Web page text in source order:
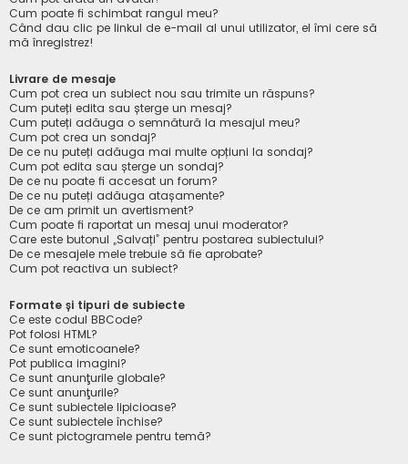
Cum poate fi schimbat rangul meu?
Când dau clic pe linkul de e-mail al unui utilizator, el îmi cere să
mă înregistrez!
Livrare de mesaje
Cum pot crea un subiect nou sau trimite un răspuns?
Cum puteți edita sau șterge un mesaj?
Cum puteți adăuga o semnătură la mesajul meu?
Cum pot crea un sondaj?
De ce nu puteți adăuga mai multe opțiuni la sondaj?
Cum pot edita sau șterge un sondaj?
De ce nu poate fi accesat un forum?
De ce nu puteți adăuga atașamente?
De ce am primit un avertisment?
Cum poate fi raportat un mesaj unui moderator?
Care este butonul „Salvați” pentru postarea subiectului?
De ce mesajele mele trebuie să fie aprobate?
Cum pot reactiva un subiect?
Formate și tipuri de subiecte
Ce este codul BBCode?
Pot folosi HTML?
Ce sunt emoticoanele?
Pot publica imagini?
Ce sunt anunţurile globale?
Ce sunt anunţurile?
Ce sunt subiectele lipicioase?
Ce sunt subiectele închise?
Ce sunt pictogramele pentru temă?